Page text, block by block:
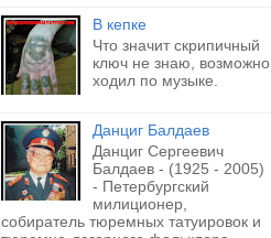
В кепке
Что значит скрипичный
ключ не знаю, возможно
ходил по музыке.
Данциг Балдаев
Данциг Сергеевич
Балдаев - (1925 - 2005)
- Петербургский
милиционер,
собиратель тюремных татуировок и